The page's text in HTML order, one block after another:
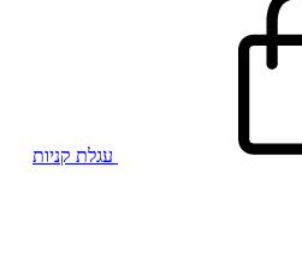
עגלת קניות